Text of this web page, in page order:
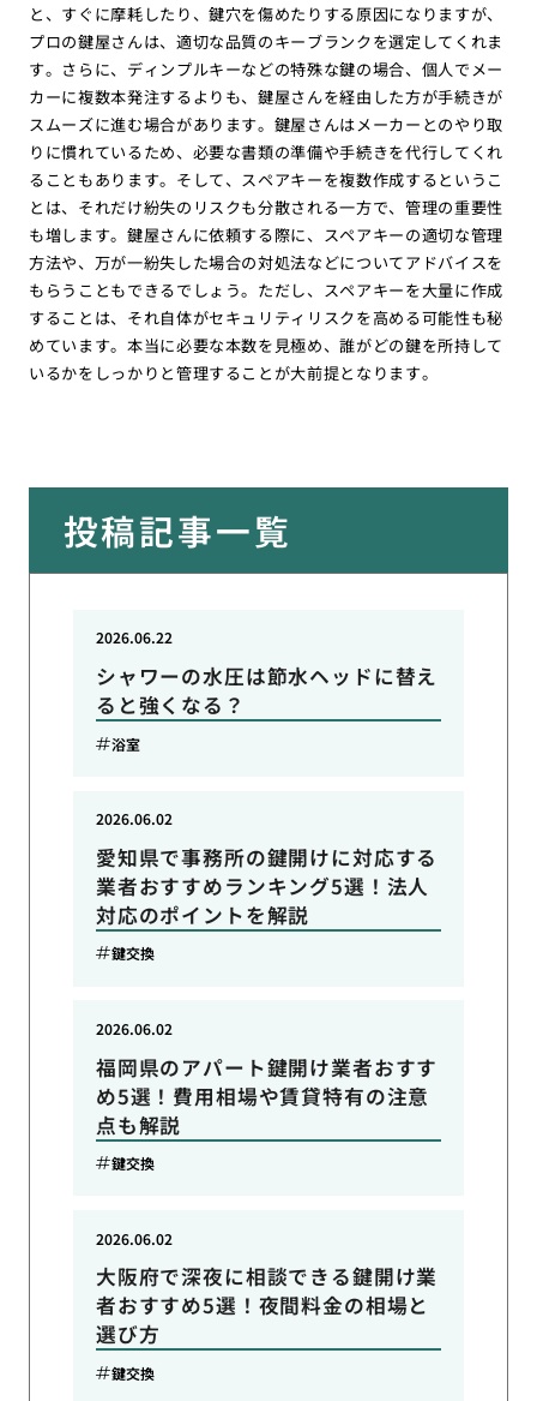
と、すぐに摩耗したり、鍵穴を傷めたりする原因になりますが、
プロの鍵屋さんは、適切な品質のキーブランクを選定してくれま
す。さらに、ディンプルキーなどの特殊な鍵の場合、個人でメー
カーに複数本発注するよりも、鍵屋さんを経由した方が手続きが
スムーズに進む場合があります。鍵屋さんはメーカーとのやり取
りに慣れているため、必要な書類の準備や手続きを代行してくれ
ることもあります。そして、スペアキーを複数作成するというこ
とは、それだけ紛失のリスクも分散される一方で、管理の重要性
も増します。鍵屋さんに依頼する際に、スペアキーの適切な管理
方法や、万が一紛失した場合の対処法などについてアドバイスを
もらうこともできるでしょう。ただし、スペアキーを大量に作成
することは、それ自体がセキュリティリスクを高める可能性も秘
めています。本当に必要な本数を見極め、誰がどの鍵を所持して
いるかをしっかりと管理することが大前提となります。
投稿記事一覧
シャワーの水圧は節水ヘッドに替え
ると強くなる？
2026.06.22
浴室
愛知県で事務所の鍵開けに対応する
業者おすすめランキング5選！法人
対応のポイントを解説
2026.06.02
鍵交換
福岡県のアパート鍵開け業者おすす
め5選！費用相場や賃貸特有の注意
点も解説
2026.06.02
鍵交換
大阪府で深夜に相談できる鍵開け業
者おすすめ5選！夜間料金の相場と
選び方
2026.06.02
鍵交換